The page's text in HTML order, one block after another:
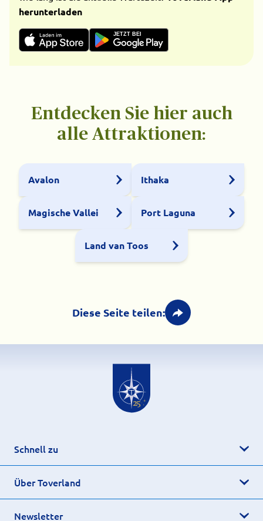
herunterladen
JETZT BEI
Entdecken Sie hier auch
alle Attraktionen:
Avalon Ithaka
Magische Vallei Port Laguna
Land van Toos
Diese Seite teilen:
Schnell zu
Über Toverland
Newsletter